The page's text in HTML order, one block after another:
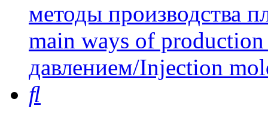
методы производства
main ways of
давлением/Injection